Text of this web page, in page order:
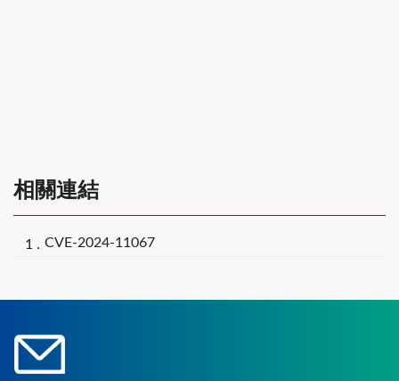
相關連結
CVE-2024-11067